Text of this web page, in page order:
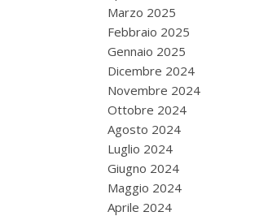
Marzo 2025
Febbraio 2025
Gennaio 2025
Dicembre 2024
Novembre 2024
Ottobre 2024
Agosto 2024
Luglio 2024
Giugno 2024
Maggio 2024
Aprile 2024